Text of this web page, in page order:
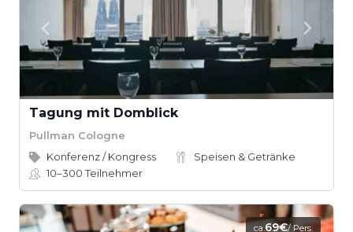
Tagung mit Domblick
Pullman Cologne
Konferenz / Kongress
Speisen & Getränke
10–300Teilnehmer
ca.69€/ Pers.